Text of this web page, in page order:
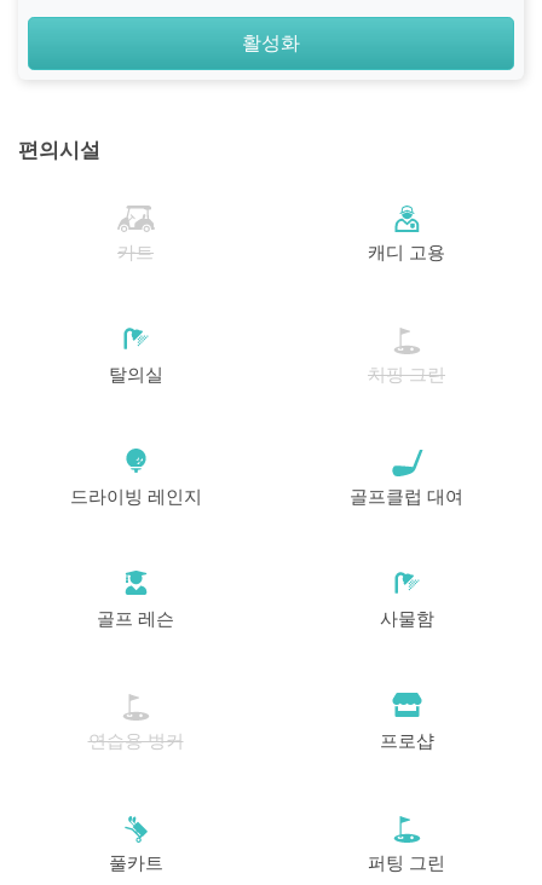
활성화
편의시설
카트 캐디 고용
탈의실 치핑 그린
드라이빙 레인지 골프클럽 대여
골프 레슨 사물함
연습용 벙커 프로샵
풀카트 퍼팅 그린